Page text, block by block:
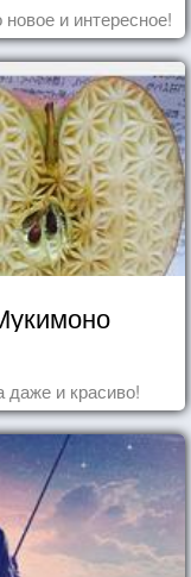
и интересное!
даже и красиво!